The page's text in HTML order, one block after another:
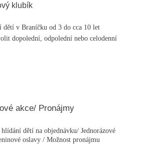
klubík
dětí v Braníčku od 3 do cca 10 let
dopolední, odpolední nebo celodenní
akce/ Pronájmy
dětí na objednávku/ Jednorázové
oslavy / Možnost pronájmu